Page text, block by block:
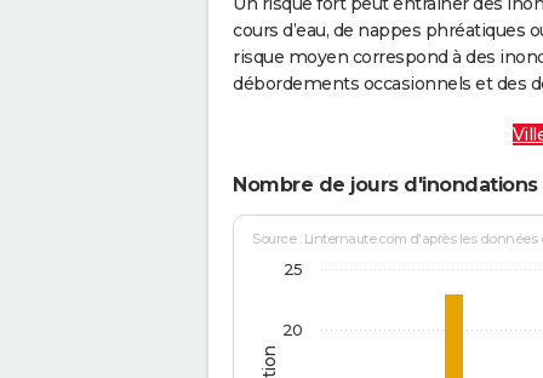
cours d’eau, de nappes phréatiques
risque moyen correspond à des
débordements occasionnels et des
Nombre de jours
Source : Linternaute.com d'après les données
20
25